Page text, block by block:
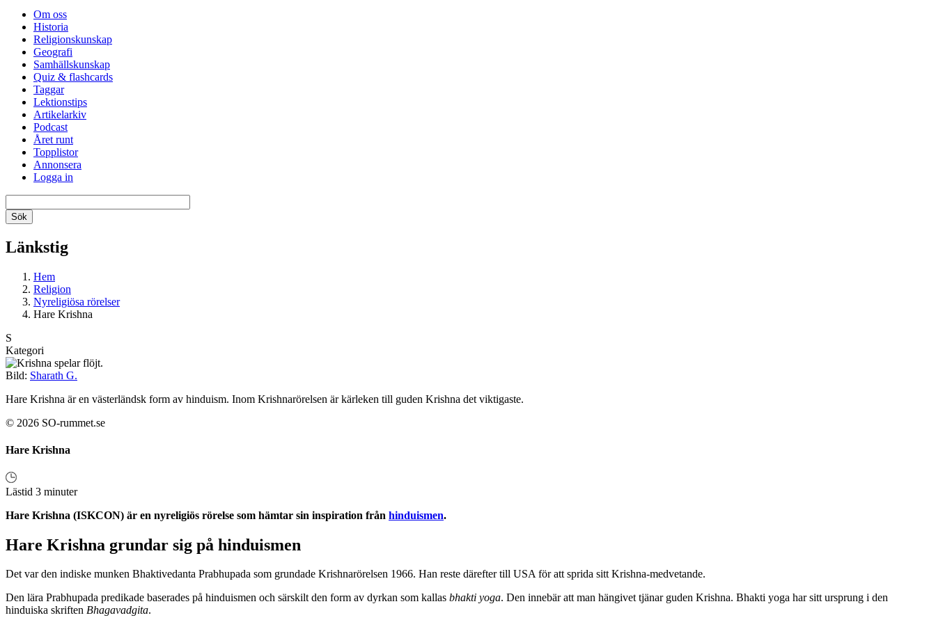
Om oss
Historia
Religionskunskap
Geografi
Samhällskunskap
Quiz & flashcards
Taggar
Lektionstips
Artikelarkiv
Podcast
Året runt
Topplistor
Annonsera
Logga in
Länkstig
Hem
Religion
Nyreligiösa rörelser
Hare Krishna
S
Kategori
Bild: Sharath G.
Hare Krishna är en västerländsk form av hinduism. Inom Krishnarörelsen är kärleken till guden Krishna det viktigaste.
© 2026 SO-rummet.se
Hare Krishna
Lästid 3 minuter
Hare Krishna (ISKCON) är en nyreligiös rörelse som hämtar sin inspiration från hinduismen.
Hare Krishna grundar sig på hinduismen
Det var den indiske munken Bhaktivedanta Prabhupada som grundade Krishnarörelsen 1966. Han reste därefter till USA för att sprida sitt Krishna-medvetande.
Den lära Prabhupada predikade baserades på hinduismen och särskilt den form av dyrkan som kallas bhakti yoga. Den innebär att man hängivet tjänar guden Krishna. Bhakti yoga har sitt ursprung i den
hinduiska skriften Bhagavadgita.